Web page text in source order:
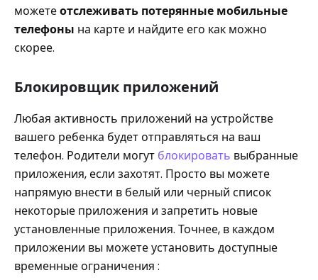
можетеотслеживать потерянные мобильные
телефоны на карте и найдите его как можно
скорее.
Блокировщик приложений
Любая активность приложений на устройстве
вашего ребенка будет отправляться на ваш
телефон. Родители могут блокировать выбранные
приложения, если захотят. Просто вы можете
напрямую внести в белый или черный список
некоторые приложения и запретить новые
установленные приложения. Точнее, в каждом
приложении вы можете установить доступные
временные ограничения :